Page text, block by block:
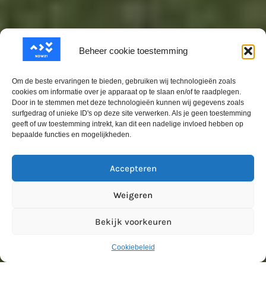
Beheer cookie toestemming
Om de beste ervaringen te bieden, gebruiken wij technologieën zoals
cookies om informatie over je apparaat op te slaan en/of te raadplegen.
Door in te stemmen met deze technologieën kunnen wij gegevens zoals
surfgedrag of unieke ID's op deze site verwerken. Als je geen toestemming
geeft of uw toestemming intrekt, kan dit een nadelige invloed hebben op
bepaalde functies en mogelijkheden.
Accepteren
Weigeren
Bekijk voorkeuren
Cookiebeleid